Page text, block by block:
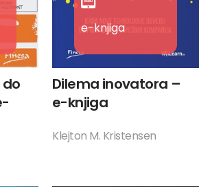
e-knjiga
Dilema inovatora –
e-knjiga
Klejton M. Kristensen